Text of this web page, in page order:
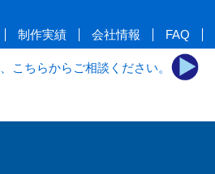
制作実績 会社情報 FAQ
こちらからご相談ください。